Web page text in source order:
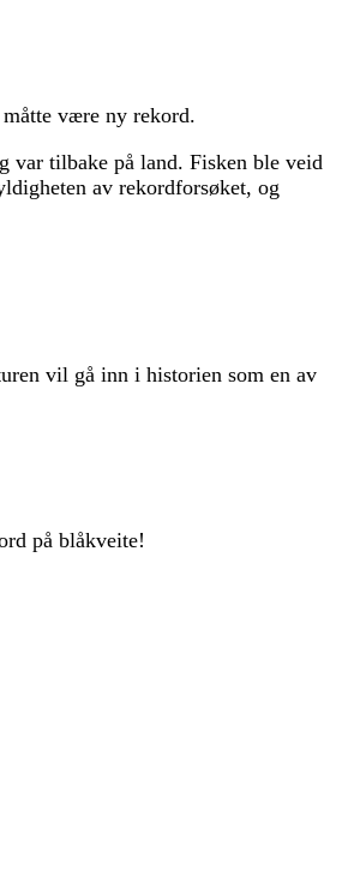
være ny rekord.
var tilbake på land. Fisken ble veid
av rekordforsøket, og
vil gå inn i historien som en av
på blåkveite!